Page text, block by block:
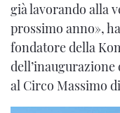
già lavorando alla
prossimo anno»,
fondatore della
dell’inaugurazione
al Circo Massimo